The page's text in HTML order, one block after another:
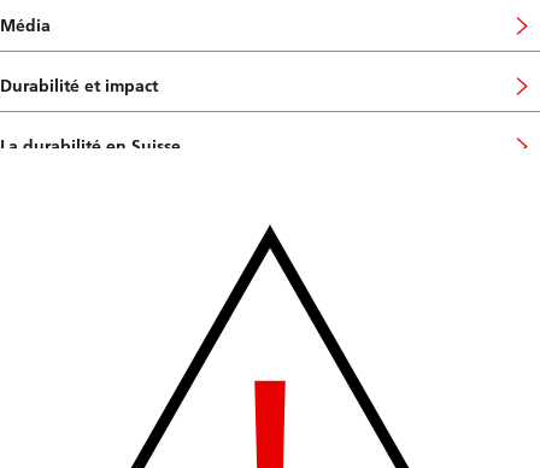
Média
Durabilité et impact
La durabilité en Suisse